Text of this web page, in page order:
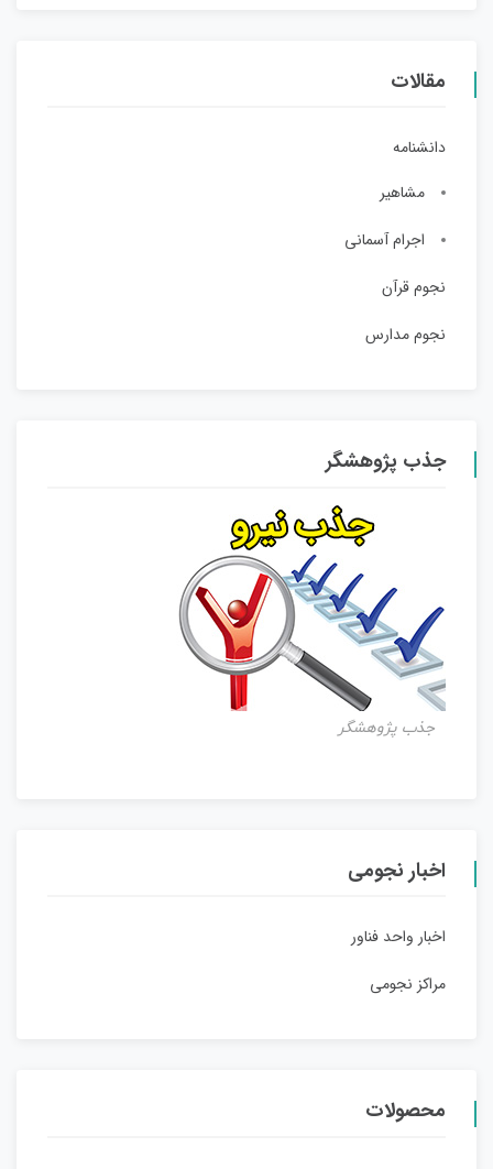
مقالات
دانشنامه
مشاهیر
اجرام آسمانی
نجوم قرآن
نجوم مدارس
جذب پژوهشگر
جذب پژوهشگر
اخبار نجومی
اخبار واحد فناور
مراکز نجومی
محصولات